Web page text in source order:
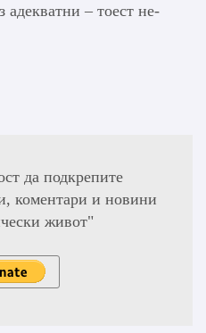
– тоест не-
да подкрепите
коментари и новини
живот"